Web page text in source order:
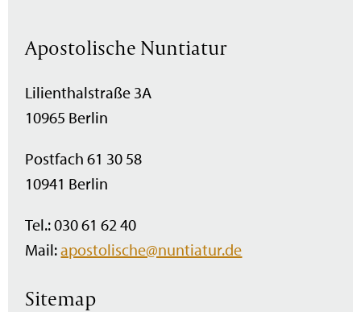
Apostolische Nuntiatur
Lilienthalstraße 3A
10965 Berlin
Postfach 61 30 58
10941 Berlin
Tel.: 030 61 62 40
Mail:apostolische@nuntiatur.de
Sitemap